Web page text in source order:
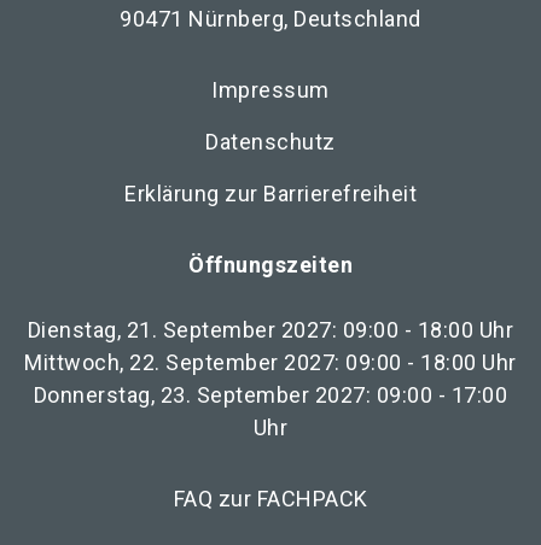
90471 Nürnberg, Deutschland
Impressum
Datenschutz
Erklärung zur Barrierefreiheit
Öffnungszeiten
Dienstag, 21. September 2027: 09:00 - 18:00 Uhr
Mittwoch, 22. September 2027: 09:00 - 18:00 Uhr
Donnerstag, 23. September 2027: 09:00 - 17:00
Uhr
FAQ zur FACHPACK